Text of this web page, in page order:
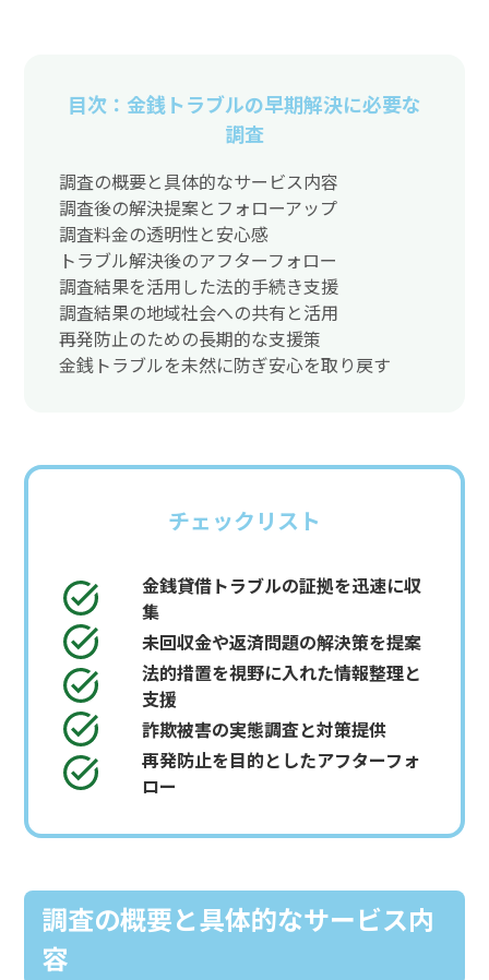
目次：金銭トラブルの早期解決に必要な
調査
調査の概要と具体的なサービス内容
調査後の解決提案とフォローアップ
調査料金の透明性と安心感
トラブル解決後のアフターフォロー
調査結果を活用した法的手続き支援
調査結果の地域社会への共有と活用
再発防止のための長期的な支援策
金銭トラブルを未然に防ぎ安心を取り戻す
チェックリスト
金銭貸借トラブルの証拠を迅速に収
集
未回収金や返済問題の解決策を提案
法的措置を視野に入れた情報整理と
支援
詐欺被害の実態調査と対策提供
再発防止を目的としたアフターフォ
ロー
調査の概要と具体的なサービス内
容